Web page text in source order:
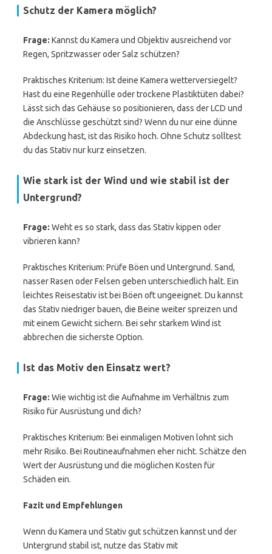
Schutz der Kamera möglich?
Frage: Kannst du Kamera und Objektiv ausreichend vor
Regen, Spritzwasser oder Salz schützen?
Praktisches Kriterium: Ist deine Kamera wetterversiegelt?
Hast du eine Regenhülle oder trockene Plastiktüten dabei?
Lässt sich das Gehäuse so positionieren, dass der LCD und
die Anschlüsse geschützt sind? Wenn du nur eine dünne
Abdeckung hast, ist das Risiko hoch. Ohne Schutz solltest
du das Stativ nur kurz einsetzen.
Wie stark ist der Wind und wie stabil ist der
Untergrund?
Frage: Weht es so stark, dass das Stativ kippen oder
vibrieren kann?
Praktisches Kriterium: Prüfe Böen und Untergrund. Sand,
nasser Rasen oder Felsen geben unterschiedlich halt. Ein
leichtes Reisestativ ist bei Böen oft ungeeignet. Du kannst
das Stativ niedriger bauen, die Beine weiter spreizen und
mit einem Gewicht sichern. Bei sehr starkem Wind ist
abbrechen die sicherste Option.
Ist das Motiv den Einsatz wert?
Frage: Wie wichtig ist die Aufnahme im Verhältnis zum
Risiko für Ausrüstung und dich?
Praktisches Kriterium: Bei einmaligen Motiven lohnt sich
mehr Risiko. Bei Routineaufnahmen eher nicht. Schätze den
Wert der Ausrüstung und die möglichen Kosten für
Schäden ein.
Fazit und Empfehlungen
Wenn du Kamera und Stativ gut schützen kannst und der
Untergrund stabil ist, nutze das Stativ mit